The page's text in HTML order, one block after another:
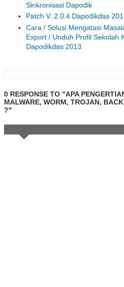
Sinkronisasi Dapodik
Patch V. 2.0.4 Dapodikdas
Cara / Solusi Mengatasi
Export / Unduh Profil Sekolah
Dapodikdas 2013
0 RESPONSE TO "APA
MALWARE, WORM, TROJAN,
?"